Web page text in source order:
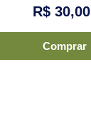
R$30,00
Comprar